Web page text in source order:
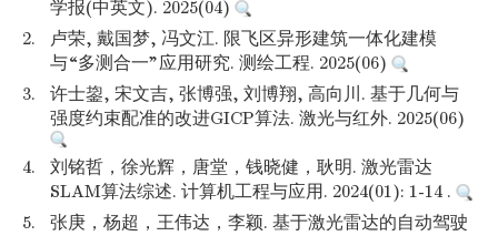
学报(中英文). 2025(04)
2.
卢荣, 戴国梦, 冯文江. 限飞区异形建筑一体化建模
与“多测合一”应用研究. 测绘工程. 2025(06)
3.
许士鋆, 宋文吉, 张博强, 刘博翔, 高向川. 基于几何与
强度约束配准的改进GICP算法. 激光与红外. 2025(06)
4.
刘铭哲，徐光辉，唐堂，钱晓健，耿明. 激光雷达
SLAM算法综述. 计算机工程与应用. 2024(01): 1-14 .
5.
张庚，杨超，王伟达，李颖. 基于激光雷达的自动驾驶